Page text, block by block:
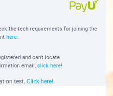
the tech requirements for joining the
here.
and can't locate
email,click here!
test. Click here!